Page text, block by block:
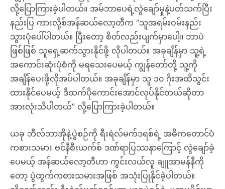
လို့ပြောကြားခဲ့ပါတယ်။ အမ်ဘာပေရဲ့လွဲချော်မှုနဲ့ပတ်သက်ပြီး
နည်းပြ ကားလို့စ်အန်ဆယ်လော့တီက “သူအရမ်းဝမ်းနည်း
သွားပုံပေါ်ပါတယ်။ ပြီးတော့ စိတ်လည်းပျက်မှာပေါ့။ ဘာပဲ
ဖြစ်ဖြစ် သူရှေ့ဆက်သွားနိုင်ဖို့ လိုပါတယ်။ အခုချိန်မှာ သူ့ရဲ့
အကောင်းဆုံးပုံစံကို မရသေးပေမယ့် ကျွန်တော်တို့ သူ့ကို
အချိန်ပေးဖို့လိုအပ်ပါတယ်။ အခုချိန်မှာ သူ ၁၀ ဂိုးအထိသွင်း
ထားနိုင်ပေမယ့် ဒီထက်ပိုကောင်းအောင်လုပ်နိုင်တယ်ဆိုတာ
အားလုံးသိပါတယ်” လို့ပြောကြားခဲ့ပါတယ်။
ယခု ဘီလ်ဘာအိုနဲ့ပွဲစဉ်ကို ရီးရဲလ်မက်ဒရစ်ရဲ့ အဓိကတောင်ပံ
ကစားသမား ဗင်နီစီးယက်စ် ဒဏ်ရာပြဿနာကြောင့် လွဲချော်ခဲ့
ပေမယ့် အန်ဆယ်လော့တီဟာ ကွင်းလယ်လူ ချူအာမန်နီကို
တော့ ပွဲထွက်ကစားသမားအဖြစ် အသုံးပြုနိုင်ခဲ့ပါတယ်။